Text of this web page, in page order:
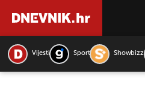
Vijesti Sport Showbizz
PRETRAŽITE VIJESTI